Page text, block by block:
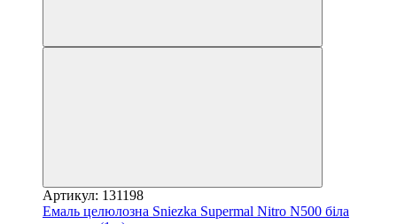
Артикул: 131198
Емаль целюлозна Sniezka Supermal Nitro N500 біла